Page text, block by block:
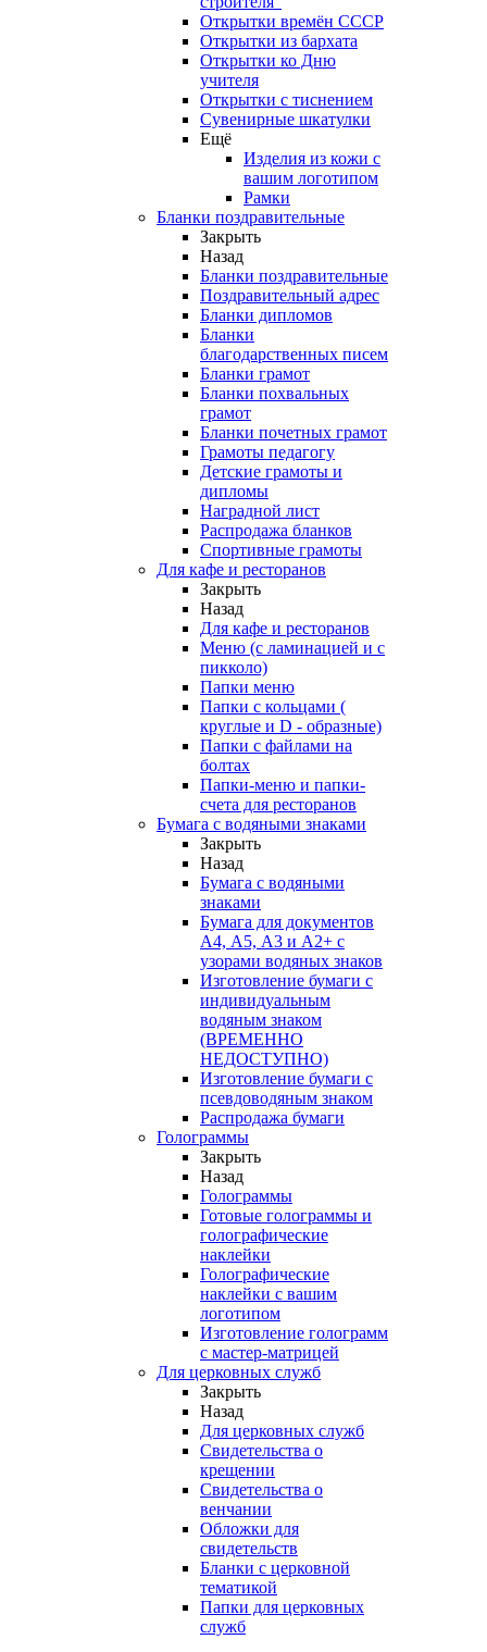
Открытки времён СССР
Открытки из бархата
Открытки ко Дню
учителя
Открытки с тиснением
Сувенирные шкатулки
Ещё
Изделия из кожи с
вашим логотипом
Рамки
Бланки поздравительные
Закрыть
Назад
Бланки поздравительные
Поздравительный адрес
Бланки дипломов
Бланки
благодарственных писем
Бланки грамот
Бланки похвальных
грамот
Бланки почетных грамот
Грамоты педагогу
Детские грамоты и
дипломы
Наградной лист
Распродажа бланков
Спортивные грамоты
Для кафе и ресторанов
Закрыть
Назад
Для кафе и ресторанов
Меню (с ламинацией и с
пикколо)
Папки меню
Папки с кольцами (
круглые и D - образные)
Папки с файлами на
болтах
Папки-меню и папки-
счета для ресторанов
Бумага с водяными знаками
Закрыть
Назад
Бумага с водяными
знаками
Бумага для документов
А4, А5, А3 и А2+ с
узорами водяных знаков
Изготовление бумаги с
индивидуальным
водяным знаком
(ВРЕМЕННО
НЕДОСТУПНО)
Изготовление бумаги с
псевдоводяным знаком
Распродажа бумаги
Голограммы
Закрыть
Назад
Голограммы
Готовые голограммы и
голографические
наклейки
Голографические
наклейки с вашим
логотипом
Изготовление голограмм
с мастер-матрицей
Для церковных служб
Закрыть
Назад
Для церковных служб
Свидетельства о
крещении
Свидетельства о
венчании
Обложки для
свидетельств
Бланки с церковной
тематикой
Папки для церковных
служб